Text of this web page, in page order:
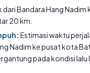
dari Bandara Hang
20 km.
Estimasi waktu
Nadim ke pusat kota
pada kondisi lalu